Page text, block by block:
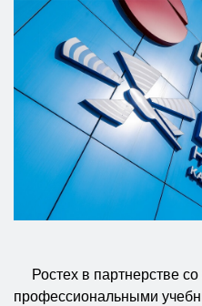
Ростех в партнерстве со
профессиональными